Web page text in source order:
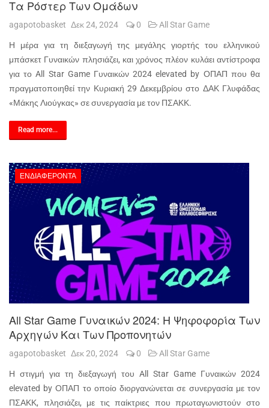
Τα Ρόστερ Των Ομάδων
agapotobasket Δεκ 24, 2024 0 All Star Game
Η μέρα για τη διεξαγωγή της μεγάλης γιορτής του ελληνικού
μπάσκετ Γυναικών πλησιάζει, και χρόνος πλέον κυλάει αντίστροφα
για το All Star Game Γυναικών 2024 elevated by ΟΠΑΠ που θα
πραγματοποιηθεί την Κυριακή 29 Δεκεμβρίου στο ΔΑΚ Γλυφάδας
«Μάκης Λιούγκας» σε συνεργασία με τον ΠΣΑΚΚ.
Read more...
ΕΝΔΙΑΦΈΡΟΝΤΑ
All Star Game Γυναικών 2024: Η Ψηφοφορία Των
Αρχηγών Και Των Προπονητών
agapotobasket Δεκ 20, 2024 0 All Star Game
Η στιγμή για τη διεξαγωγή του All Star Game Γυναικών 2024
elevated by ΟΠΑΠ το οποίο διοργανώνεται σε συνεργασία με τον
ΠΣΑΚΚ, πλησιάζει, με τις παίκτριες που πρωταγωνιστούν στο